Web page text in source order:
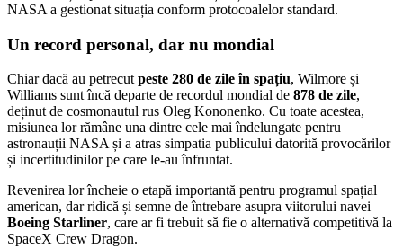
NASA a gestionat situația conform protocoalelor standard.
Un record personal, dar nu mondial
Chiar dacă au petrecut peste 280 de zile în spațiu, Wilmore și
Williams sunt încă departe de recordul mondial de 878 de zile,
deținut de cosmonautul rus Oleg Kononenko. Cu toate acestea,
misiunea lor rămâne una dintre cele mai îndelungate pentru
astronauții NASA și a atras simpatia publicului datorită provocărilor
și incertitudinilor pe care le-au înfruntat.
Revenirea lor încheie o etapă importantă pentru programul spațial
american, dar ridică și semne de întrebare asupra viitorului navei
Boeing Starliner, care ar fi trebuit să fie o alternativă competitivă la
SpaceX Crew Dragon.